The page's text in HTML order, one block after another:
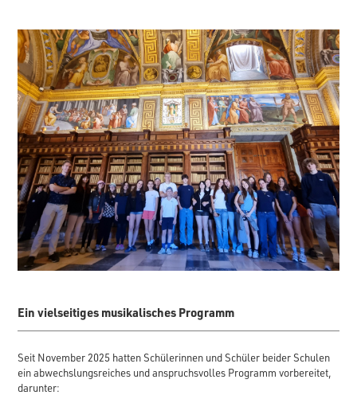
Ein vielseitiges musikalisches Programm
Seit November 2025 hatten Schülerinnen und Schüler beider Schulen
ein abwechslungsreiches und anspruchsvolles Programm vorbereitet,
darunter: